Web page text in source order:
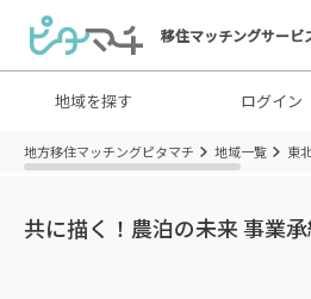
移住マッチングサービ
地域を探す ログイン
地方移住マッチングピタマチ 地域一覧 東
共に描く！農泊の未来 事業